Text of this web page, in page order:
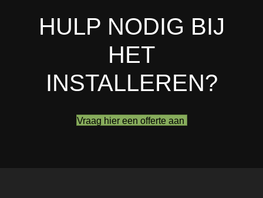
HULP NODIG BIJ
HET
INSTALLEREN?
Vraag hier een offerte aan